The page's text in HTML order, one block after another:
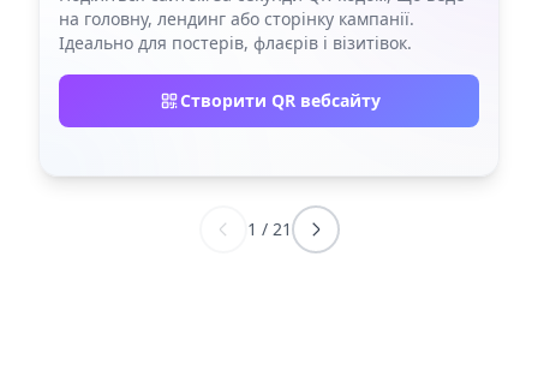
на головну, лендинг або сторінку кампанії.
Ідеально для постерів, флаєрів і візитівок.
Створити QR вебсайту
1 / 21